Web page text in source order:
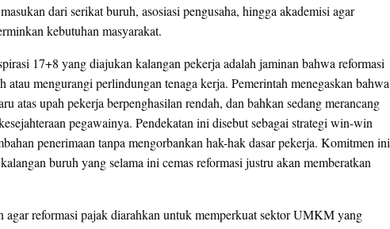
dari serikat buruh, asosiasi pengusaha, hingga akademisi agar
kebutuhan masyarakat.
17+8 yang diajukan kalangan pekerja adalah jaminan bahwa reformasi
mengurangi perlindungan tenaga kerja. Pemerintah menegaskan bahwa
atas upah pekerja berpenghasilan rendah, dan bahkan sedang merancang
pegawainya. Pendekatan ini disebut sebagai strategi win-win
penerimaan tanpa mengorbankan hak-hak dasar pekerja. Komitmen ini
buruh yang selama ini cemas reformasi justru akan memberatkan
agar reformasi pajak diarahkan untuk memperkuat sektor UMKM yang